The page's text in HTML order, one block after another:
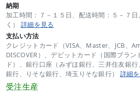
納期
加工時間：７－１５日、配送時間：５－７
く） 詳細を見る
支払い方法
クレジットカード（VISA、Master、JCB、
DISCOVER）、デビットカード（国際ブラ
ド）、銀行口座（みずほ銀行、三井住友銀行
銀行、りそな銀行、埼玉りそな銀行） 詳細
受注生産